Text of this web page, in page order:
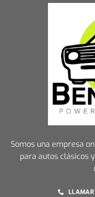
Somos una empresa
para autos clásicos